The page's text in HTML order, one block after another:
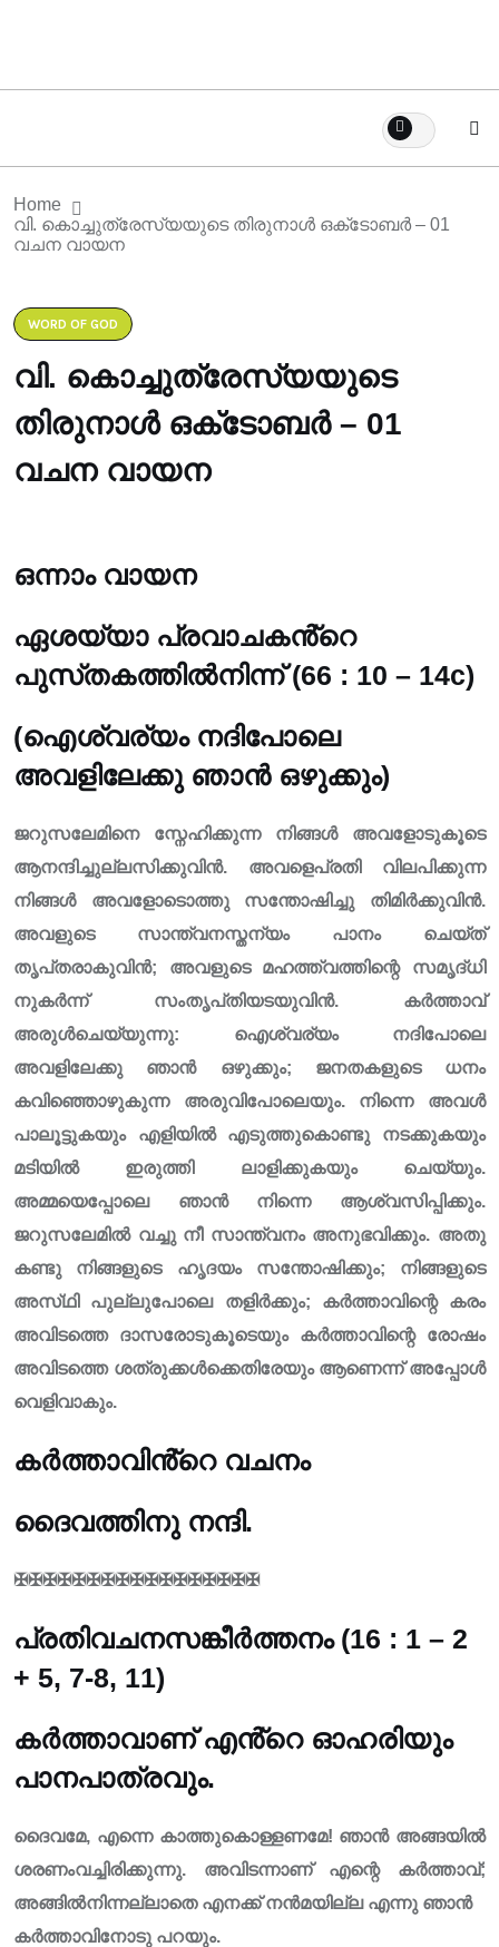
Home
വി. കൊച്ചുത്രേസ്യയുടെ തിരുനാൾ ഒക്‌ടോബർ – 01
വചന വായന
WORD OF GOD
വി. കൊച്ചുത്രേസ്യയുടെ
തിരുനാൾ ഒക്‌ടോബർ – 01
വചന വായന
ഒന്നാം വായന
ഏശയ്യാ പ്രവാചകൻ്റെ
പുസ്‌തകത്തിൽനിന്ന് (66 : 10 – 14c)
(ഐശ്വര്യം നദിപോലെ
അവളിലേക്കു ഞാൻ ഒഴുക്കും)
ജറുസലേമിനെ സ്നേഹിക്കുന്ന നിങ്ങൾ അവളോടുകൂടെ
ആനന്ദിച്ചുല്ലസിക്കുവിൻ. അവളെപ്രതി വിലപിക്കുന്ന
നിങ്ങൾ അവളോടൊത്തു സന്തോഷിച്ചു തിമിർക്കുവിൻ.
അവളുടെ സാന്ത്വനസ്തന്യം പാനം ചെയ്‌ത്‌
തൃപ്‌തരാകുവിൻ; അവളുടെ മഹത്ത്വത്തിന്റെ സമൃദ്‌ധി
നുകർന്ന് സംതൃപ്‌തിയടയുവിൻ. കർത്താവ്
അരുൾചെയ്യുന്നു: ഐശ്വര്യം നദിപോലെ
അവളിലേക്കു ഞാൻ ഒഴുക്കും; ജനതകളുടെ ധനം
കവിഞ്ഞൊഴുകുന്ന അരുവിപോലെയും. നിന്നെ അവൾ
പാലൂട്ടുകയും എളിയിൽ എടുത്തുകൊണ്ടു നടക്കുകയും
മടിയിൽ ഇരുത്തി ലാളിക്കുകയും ചെയ്യും.
അമ്മയെപ്പോലെ ഞാൻ നിന്നെ ആശ്വസിപ്പിക്കും.
ജറുസലേമിൽ വച്ചു നീ സാന്ത്വനം അനുഭവിക്കും. അതു
കണ്ടു നിങ്ങളുടെ ഹൃദയം സന്തോഷിക്കും; നിങ്ങളുടെ
അസ്‌ഥി പുല്ലുപോലെ തളിർക്കും; കർത്താവിന്റെ കരം
അവിടത്തെ ദാസരോടുകൂടെയും കർത്താവിന്റെ രോഷം
അവിടത്തെ ശത്രുക്കൾക്കെതിരേയും ആണെന്ന് അപ്പോൾ
വെളിവാകും.
കർത്താവിൻ്റെ വചനം
ദൈവത്തിനു നന്ദി.
✠✠✠✠✠✠✠✠✠✠✠✠✠✠✠✠✠
പ്രതിവചനസങ്കീർത്തനം (16 : 1 – 2
+ 5, 7-8, 11)
കർത്താവാണ് എൻ്റെ ഓഹരിയും
പാനപാത്രവും.
ദൈവമേ, എന്നെ കാത്തുകൊള്ളണമേ! ഞാൻ അങ്ങയിൽ
ശരണംവച്ചിരിക്കുന്നു. അവിടന്നാണ് എന്റെ കർത്താവ്;
അങ്ങിൽനിന്നല്ലാതെ എനക്ക് നൻമയില്ല എന്നു ഞാൻ
കർത്താവിനോടു പറയും.